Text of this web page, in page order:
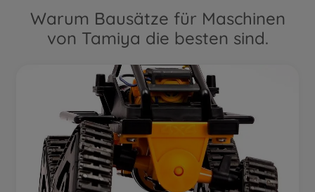
Warum Bausätze für Maschinen
von Tamiya die besten sind.